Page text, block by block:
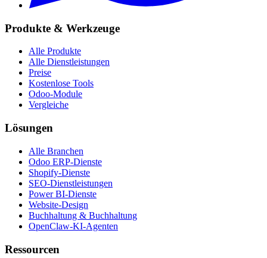
Produkte & Werkzeuge
Alle Produkte
Alle Dienstleistungen
Preise
Kostenlose Tools
Odoo-Module
Vergleiche
Lösungen
Alle Branchen
Odoo ERP-Dienste
Shopify-Dienste
SEO-Dienstleistungen
Power BI-Dienste
Website-Design
Buchhaltung & Buchhaltung
OpenClaw-KI-Agenten
Ressourcen